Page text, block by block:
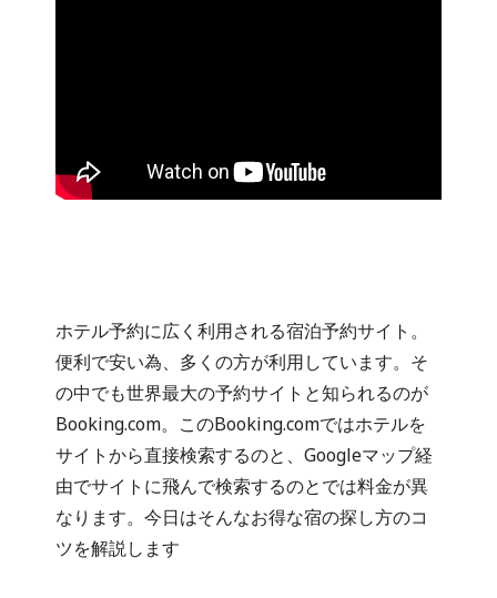
ホテル予約に広く利用される宿泊予約サイト。
便利で安い為、多くの方が利用しています。そ
の中でも世界最大の予約サイトと知られるのが
Booking.com。このBooking.comではホテルを
サイトから直接検索するのと、Googleマップ経
由でサイトに飛んで検索するのとでは料金が異
なります。今日はそんなお得な宿の探し方のコ
ツを解説します